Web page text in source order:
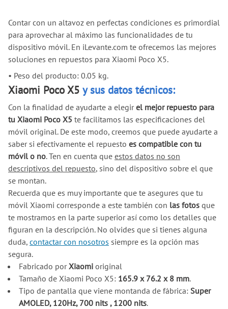
Contar con un altavoz en perfectas condiciones es primordial
para aprovechar al máximo las funcionalidades de tu
dispositivo móvil. En iLevante.com te ofrecemos las mejores
soluciones en repuestos para Xiaomi Poco X5.
• Peso del producto: 0.05 kg.
Xiaomi Poco X5 y sus datos técnicos:
Con la finalidad de ayudarte a elegirel mejor repuesto para
tu Xiaomi Poco X5 te facilitamos las especificaciones del
móvil original. De este modo, creemos que puede ayudarte a
saber si efectivamente el repuesto es compatible con tu
móvil o no. Ten en cuenta que estos datos no son
descriptivos del repuesto, sino del dispositivo sobre el que
se montan.
Recuerda que es muy importante que te asegures que tu
móvil Xiaomi corresponde a este también con las fotos que
te mostramos en la parte superior así como los detalles que
figuran en la descripción. No olvides que si tienes alguna
duda, contactar con nosotros siempre es la opción mas
segura.
Fabricado porXiaomioriginal
Tamaño de Xiaomi Poco X5: 165.9 x 76.2 x 8 mm.
Tipo de pantalla que viene montanda de fábrica: Super
AMOLED, 120Hz, 700 nits , 1200 nits.